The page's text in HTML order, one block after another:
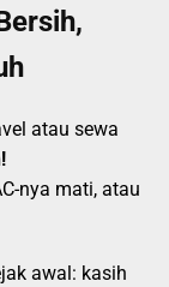
atau sewa
nya mati, atau
awal: kasih